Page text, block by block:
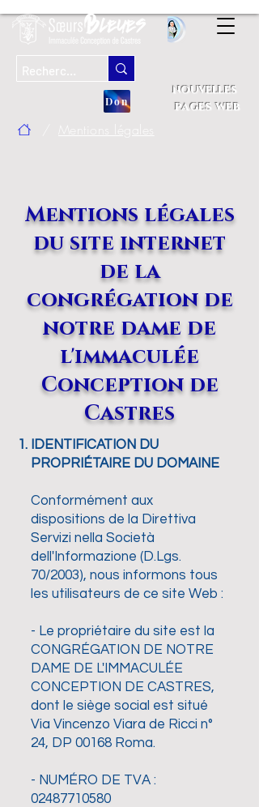
Don
nouvelles
pages web
Mentions légales
du site internet
de la
congrégation de
notre dame de
l'immaculée
Conception de
Castres
IDENTIFICATION DU
PROPRIÉTAIRE DU DOMAINE
Conformément aux
dispositions de la Direttiva
Servizi nella Società
dell'Informazione (D.Lgs.
70/2003), nous informons tous
les utilisateurs de ce site Web :
- Le propriétaire du site est la
CONGRÉGATION DE NOTRE
DAME DE L'IMMACULÉE
CONCEPTION DE CASTRES,
dont le siège social est situé
Via Vincenzo Viara de Ricci n°
24, DP 00168 Roma.
- NUMÉRO DE TVA :
02487710580